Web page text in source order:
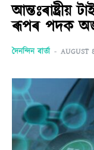
আন্তঃৰাষ্ট্ৰীয়
ৰূপৰ পদক
দৈনন্দিন বাৰ্তা - AUGUST